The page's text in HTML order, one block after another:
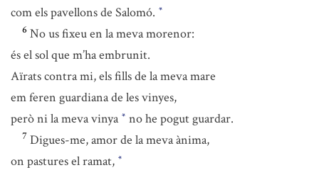
com els pavellons de Salomó. *
6 No us fixeu en la meva morenor:
és el sol que m’ha embrunit.
Aïrats contra mi, els fills de la meva mare
em feren guardiana de les vinyes,
però ni la meva vinya * no he pogut guardar.
7 Digues-me, amor de la meva ànima,
on pastures el ramat, *